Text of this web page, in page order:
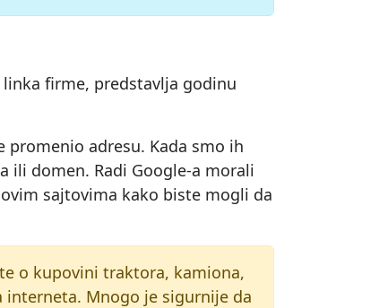
firme, predstavlja godinu
promenio adresu. Kada smo ih
ili domen. Radi Google-a morali
sajtovima kako biste mogli da
o kupovini traktora, kamiona,
interneta. Mnogo je sigurnije da